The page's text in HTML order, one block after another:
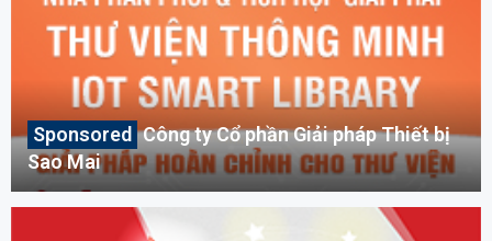
Công ty Cổ phần Giải pháp Thiết bị
Sao Mai